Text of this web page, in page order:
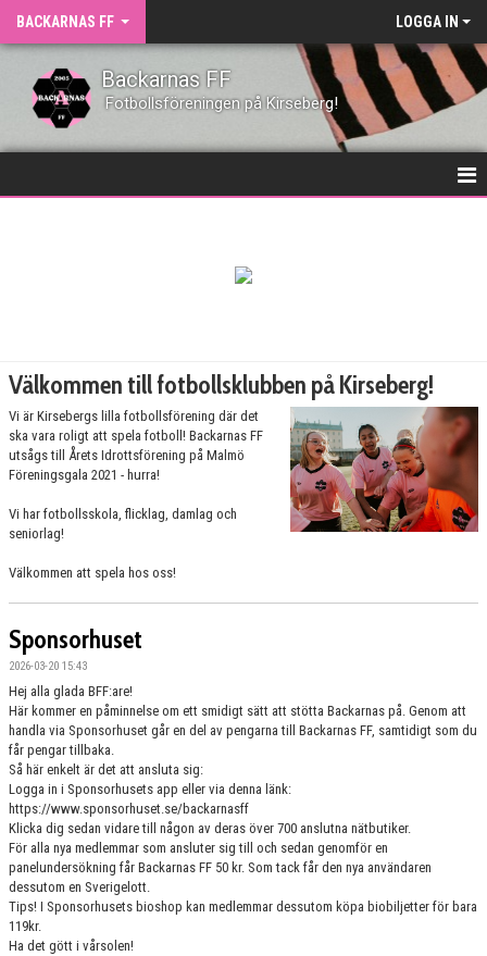
BACKARNAS FF LOGGA IN
Backarnas FF
Fotbollsföreningen på Kirseberg!
KALENDER
VÅRA LAG
Välkommen till fotbollsklubben på Kirseberg!
Vi är Kirsebergs lilla fotbollsförening där det
ska vara roligt att spela fotboll! Backarnas FF
utsågs till Årets Idrottsförening på Malmö
Föreningsgala 2021 - hurra!
Vi har fotbollsskola, flicklag, damlag och
seniorlag!
Välkommen att spela hos oss!
Sponsorhuset
2026-03-20 15:43
Hej alla glada BFF:are!
Här kommer en påminnelse om ett smidigt sätt att stötta Backarnas på. Genom att
handla via Sponsorhuset går en del av pengarna till Backarnas FF, samtidigt som du
får pengar tillbaka.
Så här enkelt är det att ansluta sig:
Logga in i Sponsorhusets app eller via denna länk:
https://www.sponsorhuset.se/backarnasff
Klicka dig sedan vidare till någon av deras över 700 anslutna nätbutiker.
För alla nya medlemmar som ansluter sig till och sedan genomför en
panelundersökning får Backarnas FF 50 kr. Som tack får den nya användaren
dessutom en Sverigelott.
Tips! I Sponsorhusets bioshop kan medlemmar dessutom köpa biobiljetter för bara
119kr.
Ha det gött i vårsolen!